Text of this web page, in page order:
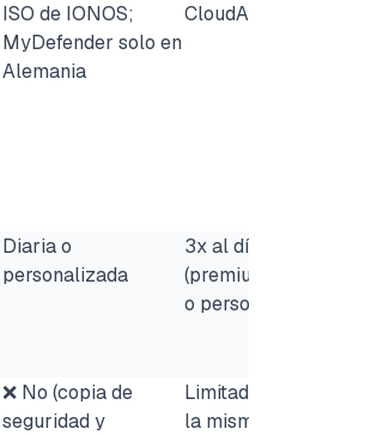
ISO de IONOS;
MyDefender solo en
Alemania
CloudAlly
Diaria o
personalizada
3x al día
(premium), diaria
o personalizada
❌ No (copia de
seguridad y
Limitada (solo en
la misma